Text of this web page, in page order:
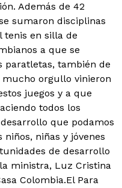
Además de 42
sumaron disciplinas
tenis en silla de
a que se
paratletas, también de
orgullo vinieron
juegos y a que
todos los
que podamos
niñas y jóvenes
de desarrollo
ministra, Luz Cristina
Colombia.El Para